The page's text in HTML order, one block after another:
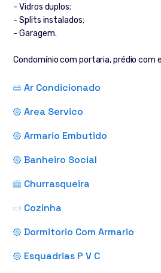
- Vidros duplos;
- Splits instalados;
- Garagem.
Condomínio com portaria, prédio com
Ar Condicionado
Area Servico
Armario Embutido
Banheiro Social
Churrasqueira
Cozinha
Dormitorio Com Armario
Esquadrias P V C